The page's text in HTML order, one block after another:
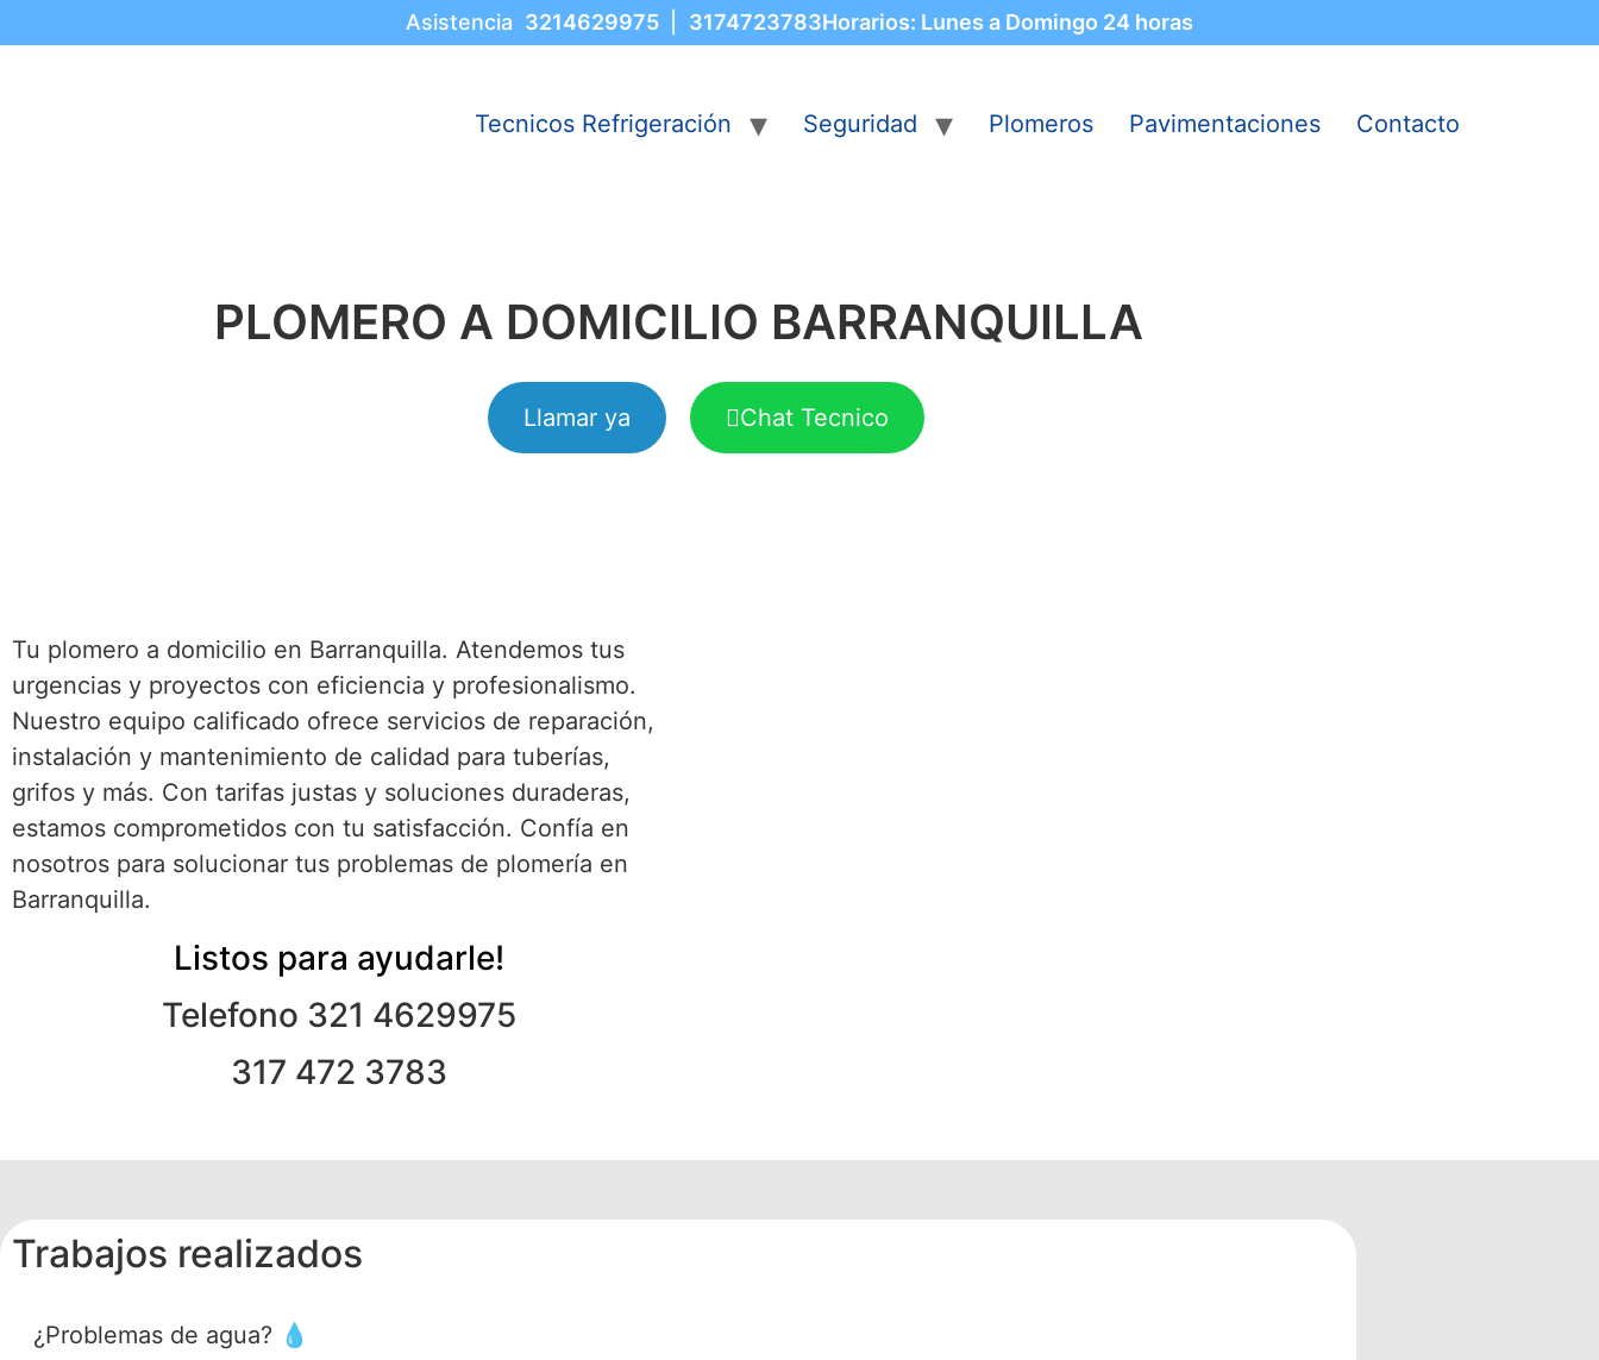
Asistencia 3214629975 3174723783Horarios: Lunes a Domingo 24 horas
Tecnicos Refrigeración Seguridad Plomeros Pavimentaciones Contacto
PLOMERO A DOMICILIO BARRANQUILLA
Llamar ya Chat Tecnico
Tu plomero a domicilio en Barranquilla. Atendemos tus
urgencias y proyectos con eficiencia y profesionalismo.
Nuestro equipo calificado ofrece servicios de reparación,
instalación y mantenimiento de calidad para tuberías,
grifos y más. Con tarifas justas y soluciones duraderas,
estamos comprometidos con tu satisfacción. Confía en
nosotros para solucionar tus problemas de plomería en
Barranquilla.
Listos para ayudarle!
Telefono 321 4629975
317 472 3783
Trabajos realizados
¿Problemas de agua? 💧